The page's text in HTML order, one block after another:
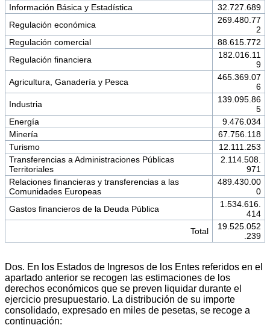
Información Básica y Estadística
32.727.689
Regulación económica
269.480.77
2
Regulación comercial
88.615.772
Regulación financiera
182.016.11
9
Agricultura, Ganadería y Pesca
465.369.07
6
Industria
139.095.86
5
Energía
9.476.034
Minería
67.756.118
Turismo
12.111.253
Transferencias a Administraciones Públicas
Territoriales
2.114.508.
971
Relaciones financieras y transferencias a las
Comunidades Europeas
489.430.00
0
Gastos financieros de la Deuda Pública
1.534.616.
414
Total
19.525.052
.239
Dos. En los Estados de Ingresos de los Entes referidos en el
apartado anterior se recogen las estimaciones de los
derechos económicos que se preven liquidar durante el
ejercicio presupuestario. La distribución de su importe
consolidado, expresado en miles de pesetas, se recoge a
continuación: